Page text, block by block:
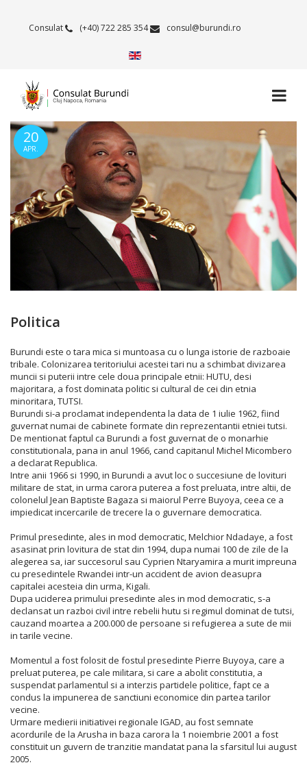
Consulat (+40) 722 285 354 consul@burundi.ro
20
APR.
Politica
Burundi este o tara mica si muntoasa cu o lunga istorie de razboaie
tribale. Colonizarea teritoriului acestei tari nu a schimbat divizarea
muncii si puterii intre cele doua principale etnii: HUTU, desi
majoritara, a fost dominata politic si cultural de cei din etnia
minoritara, TUTSI.
Burundi si-a proclamat independenta la data de 1 iulie 1962, fiind
guvernat numai de cabinete formate din reprezentantii etniei tutsi.
De mentionat faptul ca Burundi a fost guvernat de o monarhie
constitutionala, pana in anul 1966, cand capitanul Michel Micombero
a declarat Republica.
Intre anii 1966 si 1990, in Burundi a avut loc o succesiune de lovituri
militare de stat, in urma carora puterea a fost preluata, intre altii, de
colonelul Jean Baptiste Bagaza si maiorul Perre Buyoya, ceea ce a
impiedicat incercarile de trecere la o guvernare democratica.
Primul presedinte, ales in mod democratic, Melchior Ndadaye, a fost
asasinat prin lovitura de stat din 1994, dupa numai 100 de zile de la
alegerea sa, iar succesorul sau Cyprien Ntaryamira a murit impreuna
cu presedintele Rwandei intr-un accident de avion deasupra
capitalei acesteia din urma, Kigali.
Dupa uciderea primului presedinte ales in mod democratic, s-a
declansat un razboi civil intre rebelii hutu si regimul dominat de tutsi,
cauzand moartea a 200.000 de persoane si refugierea a sute de mii
in tarile vecine.
Momentul a fost folosit de fostul presedinte Pierre Buyoya, care a
preluat puterea, pe cale militara, si care a abolit constitutia, a
suspendat parlamentul si a interzis partidele politice, fapt ce a
condus la impunerea de sanctiuni economice din partea tarilor
vecine.
Urmare medierii initiativei regionale IGAD, au fost semnate
acordurile de la Arusha in baza carora la 1 noiembrie 2001 a fost
constituit un guvern de tranzitie mandatat pana la sfarsitul lui august
2005.